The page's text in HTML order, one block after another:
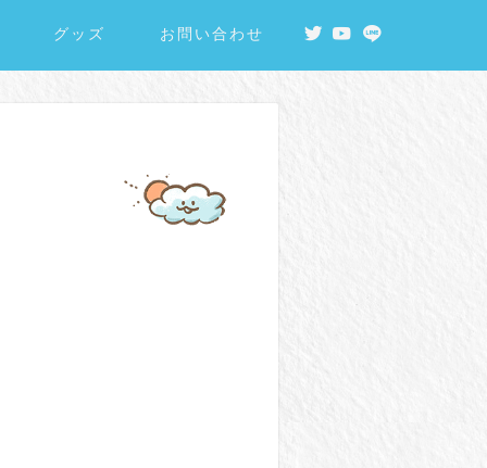
グッズ お問い合わせ